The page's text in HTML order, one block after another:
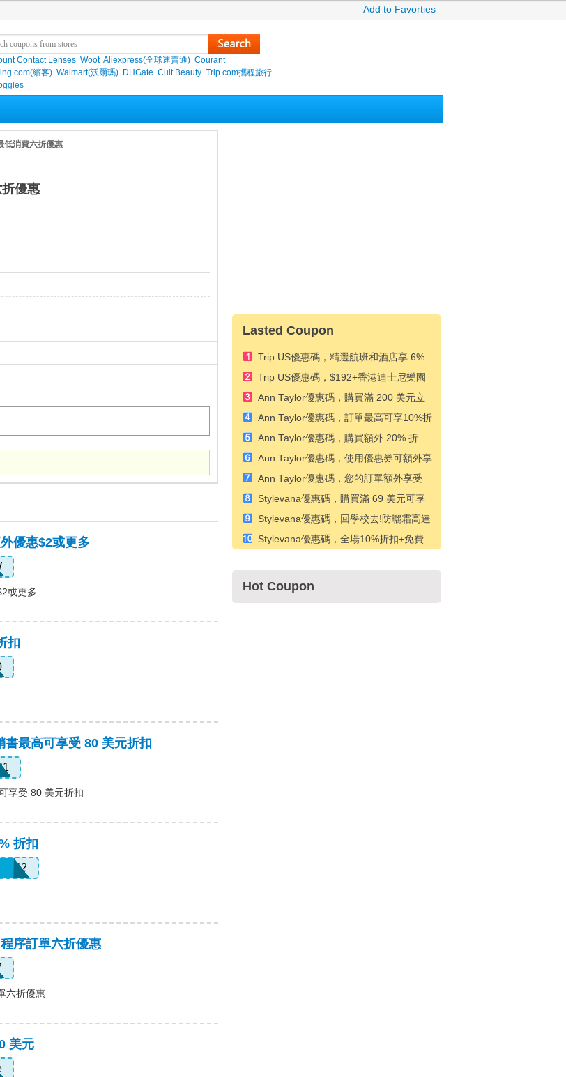
Add to Favorties
Contact Lenses Woot Aliexpress(全球速賣通) Courant
繽客) Walmart(沃爾瑪) DHGate Cult Beauty Trip.com攜程旅行
低消費六折優惠
優惠
優惠$2或更多
或更多
扣
最高可享受 80 美元折扣
享受 80 美元折扣
折扣
序訂單六折優惠
六折優惠
美元
Lasted Coupon
Trip US優惠碼，精選航班和酒店享 6%
折扣
Trip US優惠碼，$192+香港迪士尼樂園
門票優惠$10
Ann Taylor優惠碼，購買滿 200 美元立
減 50 美元
Ann Taylor優惠碼，訂單最高可享10%折
扣
Ann Taylor優惠碼，購買額外 20% 折
扣，包括清倉
Ann Taylor優惠碼，使用優惠券可額外享
受 20% 折扣
Ann Taylor優惠碼，您的訂單額外享受
10%的折扣
Stylevana優惠碼，購買滿 69 美元可享
受 19% 折扣
Stylevana優惠碼，回學校去!防曬霜高達
22% 折扣
Stylevana優惠碼，全場10%折扣+免費
Hot Coupon